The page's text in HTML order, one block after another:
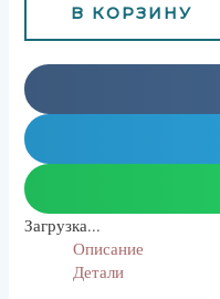
В КОРЗИНУ
Загрузка...
Описание
Детали